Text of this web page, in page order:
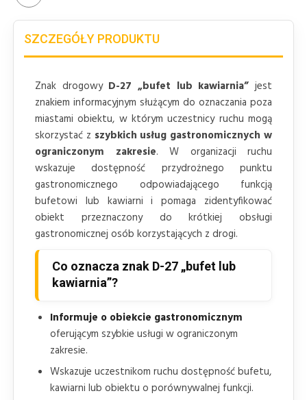
SZCZEGÓŁY PRODUKTU
Znak drogowy D-27 „bufet lub kawiarnia” jest
znakiem informacyjnym służącym do oznaczania poza
miastami obiektu, w którym uczestnicy ruchu mogą
skorzystać z szybkich usług gastronomicznych w
ograniczonym zakresie. W organizacji ruchu
wskazuje dostępność przydrożnego punktu
gastronomicznego odpowiadającego funkcją
bufetowi lub kawiarni i pomaga zidentyfikować
obiekt przeznaczony do krótkiej obsługi
gastronomicznej osób korzystających z drogi.
Co oznacza znak D-27 „bufet lub
kawiarnia”?
Informuje o obiekcie gastronomicznym
oferującym szybkie usługi w ograniczonym
zakresie.
Wskazuje uczestnikom ruchu dostępność bufetu,
kawiarni lub obiektu o porównywalnej funkcji.